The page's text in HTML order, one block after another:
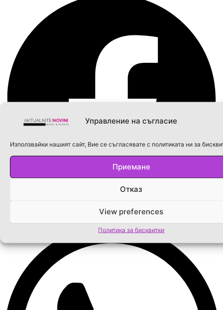
Управление на съгласие
Използвайки нашият сайт, Вие се съгласявате с политиката ни за
Приемане
Отказ
View preferences
Политика за бисквитки